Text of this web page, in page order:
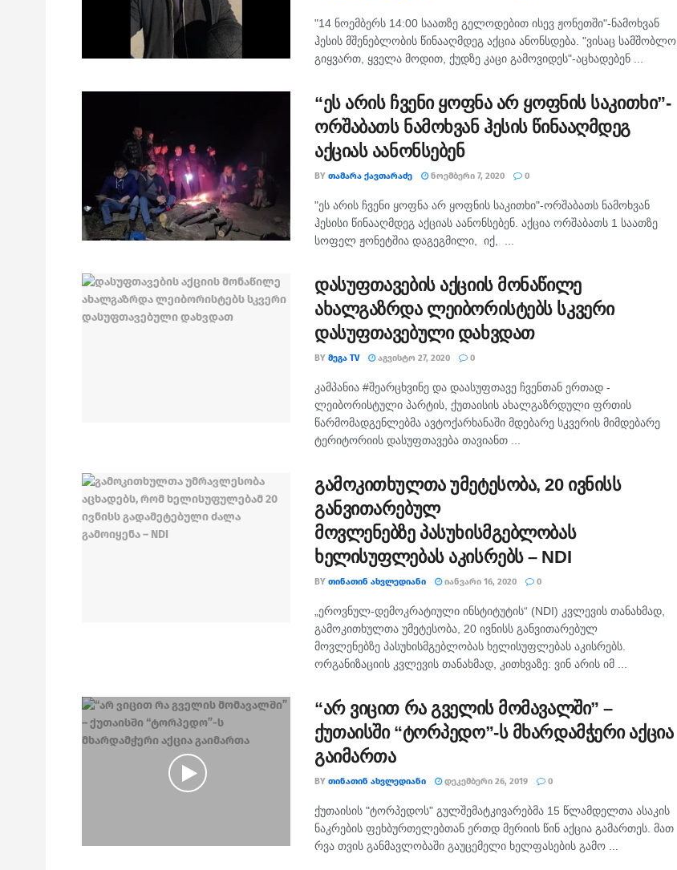
"14 ნოემბერს 14:00 საათზე გელოდებით ისევ ჟონეთში"-ნამოხვან
ჰესის მშენებლობის წინააღმდეგ აქცია ანონსდება. "ვისაც სამშობლო
გიყვართ, ყველა მოდით, ქუდზე კაცი გამოვიდეს"-აცხადებენ ...
“ეს არის ჩვენი ყოფნა არ ყოფნის საკითხი”-
ორშაბათს ნამოხვან ჰესის წინააღმდეგ
აქციას აანონსებენ
BY ᲗᲐᲛᲐᲠᲐ ᲥᲐᲕᲗᲐᲠᲐᲫᲔ ᲜᲝᲔᲛᲑᲔᲠᲘ 7, 2020 0
"ეს არის ჩვენი ყოფნა არ ყოფნის საკითხი"-ორშაბათს ნამოხვან
ჰესისი წინააღმდეგ აქციას აანონსებენ. აქცია ორშაბათს 1 საათზე
სოფელ ჟონეტშია დაგეგმილი, იქ, ...
დასუფთავების აქციის მონაწილე
ახალგაზრდა ლეიბორისტებს სკვერი
დასუფთავებული დახვდათ
BY ᲛᲔᲒᲐ TV ᲐᲒᲕᲘᲡᲢᲝ 27, 2020 0
კამპანია #შეარცხვინე და დაასუფთავე ჩვენთან ერთად -
ლეიბორისტული პარტის, ქუთაისის ახალგაზრდული ფრთის
წარმომადგენლებმა ავტოქარხანაში მდებარე სკვერის მიმდებარე
ტერიტორიის დასუფთავება თავიანთ ...
გამოკითხულთა უმეტესობა, 20 ივნისს
განვითარებულ
მოვლენებზე პასუხისმგებლობას
ხელისუფლებას აკისრებს – NDI
BY ᲗᲘᲜᲐᲗᲘᲜ ᲐᲮᲕᲚᲔᲓᲘᲐᲜᲘ ᲘᲐᲜᲕᲐᲠᲘ 16, 2020 0
„ეროვნულ-დემოკრატიული ინსტიტუტის“ (NDI) კვლევის თანახმად,
გამოკითხულთა უმეტესობა, 20 ივნისს განვითარებულ
მოვლენებზე პასუხისმგებლობას ხელისუფლებას აკისრებს.
ორგანიზაციის კვლევის თანახმად, კითხვაზე: ვინ არის იმ ...
“არ ვიცით რა გველის მომავალში” –
ქუთაისში “ტორპედო”-ს მხარდამჭერი აქცია
გაიმართა
BY ᲗᲘᲜᲐᲗᲘᲜ ᲐᲮᲕᲚᲔᲓᲘᲐᲜᲘ ᲓᲔᲙᲔᲛᲑᲔᲠᲘ 26, 2019 0
ქუთაისის "ტორპედოს" გულშემატკივარებმა 15 წლამდელთა ასაკის
ნაკრების ფეხბურთელებთან ერთდ მერიის წინ აქცია გამართეს. მათ
რვა თვის განმავლობაში გაუცემელი ხელფასების გამო ...